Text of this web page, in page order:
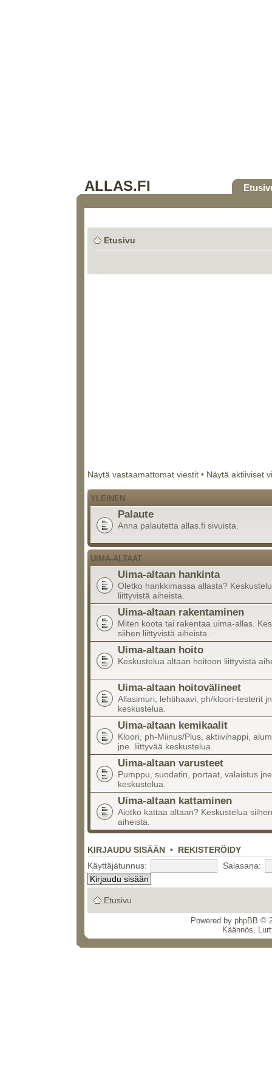
ALLAS.FI
Etusivu
Näytä vastaamattomat viestit • Näytä aktiiviset
YLEINEN
Palaute
Anna palautetta allas.fi sivuista.
UIMA-ALTAAT
Uima-altaan hankinta
Oletko hankkimassa allasta?
liittyvistä aiheista.
Uima-altaan rakentaminen
Miten koota tai rakentaa uima-allas.
siihen liittyvistä aiheista.
Uima-altaan hoito
Keskustelua altaan hoitoon liittyvistä
Uima-altaan hoitovälineet
Allasimuri, lehtihaavi, ph/kloori-testerit
keskustelua.
Uima-altaan kemikaalit
Kloori, ph-Miinus/Plus, aktiivihappi,
jne. liittyvää keskustelua.
Uima-altaan varusteet
Pumppu, suodatin, portaat, valaistus
keskustelua.
Uima-altaan kattaminen
Aiotko kattaa altaan? Keskustelua
aiheista.
KIRJAUDU SISÄÄN • REKISTERÖIDY
Käyttäjätunnus: Salasana:
Etusivu
Powered by phpBB ©
Käännös,